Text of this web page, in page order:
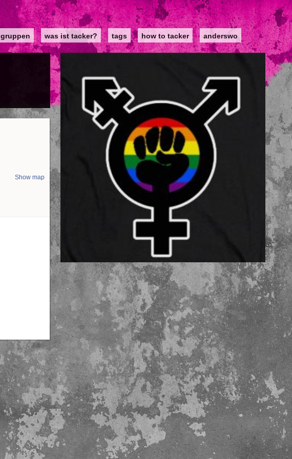
gruppen was ist tacker? tags how to tacker anderswo
Show map